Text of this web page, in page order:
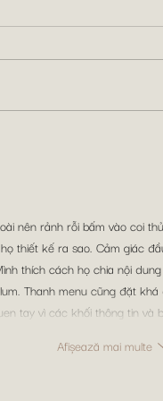
nên rảnh rỗi bấm vào coi
thiết kế ra sao. Cảm giác
thích cách họ chia nội
Thanh menu cũng đặt
tay vì các khối thông tin và
Afișează mai multe